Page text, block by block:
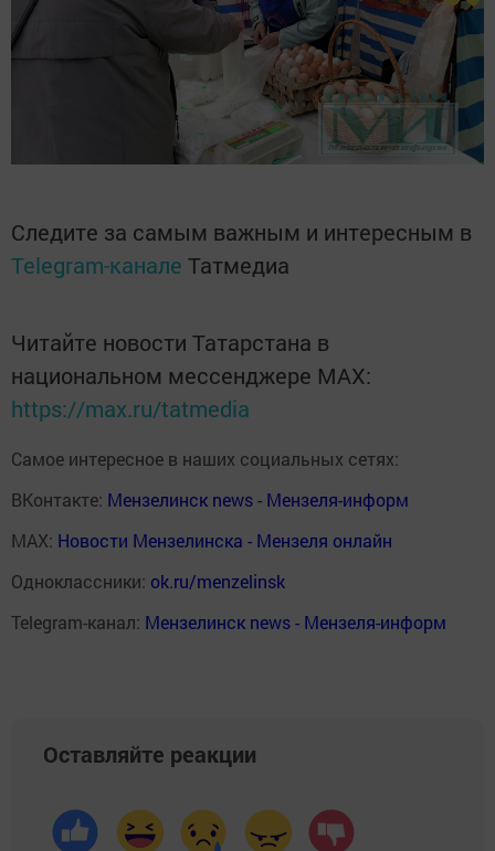
Следите за самым важным и интересным в
Telegram-канале Татмедиа
Читайте новости Татарстана в
национальном мессенджере MАХ:
https://max.ru/tatmedia
Самое интересное в наших социальных сетях:
ВКонтакте: Мензелинск news - Мензеля-информ
MAX: Новости Мензелинска - Мензеля онлайн
Одноклассники: ok.ru/menzelinsk
Telegram-канал: Мензелинск news - Мензеля-информ
Оставляйте реакции